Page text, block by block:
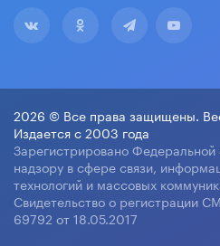
2026 © Все права защищены.
Издается с 2003 года
Зарегистрировано
надзору в сфере связи,
технологий и массовых
Свидетельство о регистрации
69792 от 18.05.2017